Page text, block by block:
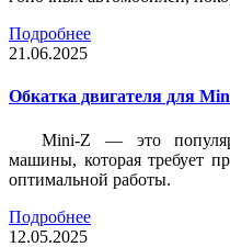
Подробнее
21.06.2025
Обкатка двигателя для
Mini-Z — это
машины, которая требует
оптимальной работы.
Подробнее
12.05.2025